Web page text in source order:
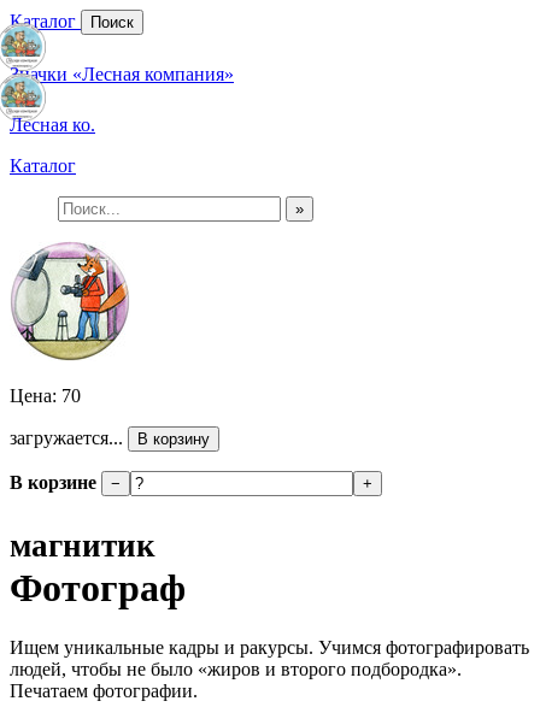
Каталог Поиск
Значки «Лесная компания»
Лесная ко.
Каталог
»
Цена: 70
загружается... В корзину
В корзине − +
магнитик
Фотограф
Ищем уникальные кадры и ракурсы. Учимся фотографировать
людей, чтобы не было «жиров и второго подбородка».
Печатаем фотографии.